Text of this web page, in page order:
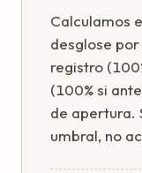
Calculamos
desglose
registro
(100% si
de apertura.
umbral, no